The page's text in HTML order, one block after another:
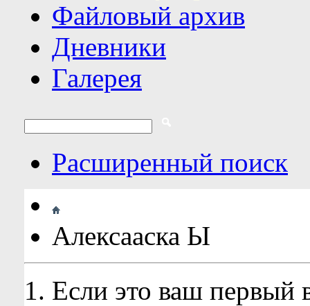
Файловый архив
Дневники
Галерея
Расширенный поиск
Алексааска Ы
Если это ваш первый